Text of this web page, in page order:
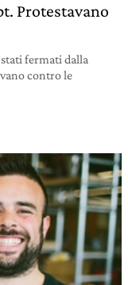
Protestavano
fermati dalla
contro le